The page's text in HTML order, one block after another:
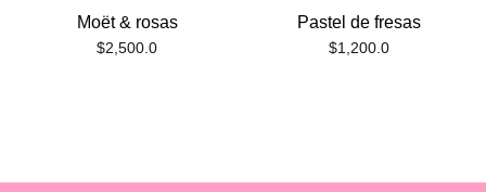
Moët & rosas
$2,500.0
Pastel de fresas
$1,200.0